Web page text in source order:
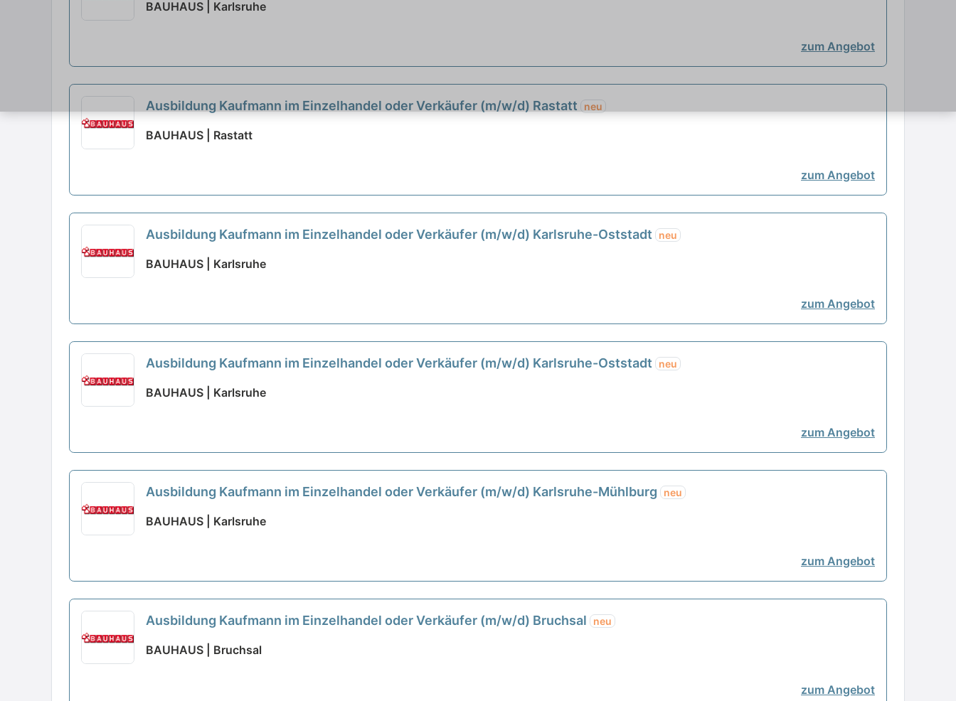
BAUHAUS | Karlsruhe
zum Angebot
Ausbildung Kaufmann im Einzelhandel oder Verkäufer (m/w/d) Rastatt neu
BAUHAUS | Rastatt
zum Angebot
Ausbildung Kaufmann im Einzelhandel oder Verkäufer (m/w/d) Karlsruhe-Oststadt neu
BAUHAUS | Karlsruhe
zum Angebot
Ausbildung Kaufmann im Einzelhandel oder Verkäufer (m/w/d) Karlsruhe-Oststadt neu
BAUHAUS | Karlsruhe
zum Angebot
Ausbildung Kaufmann im Einzelhandel oder Verkäufer (m/w/d) Karlsruhe-Mühlburg neu
BAUHAUS | Karlsruhe
zum Angebot
Ausbildung Kaufmann im Einzelhandel oder Verkäufer (m/w/d) Bruchsal neu
BAUHAUS | Bruchsal
zum Angebot